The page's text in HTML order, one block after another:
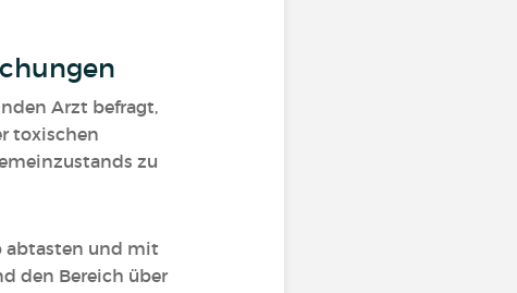
Arzt befragt,
toxischen
zu
abtasten und mit
den Bereich über